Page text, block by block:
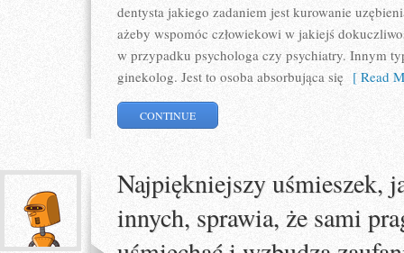
dentysta jakiego zadaniem jest kurowanie
ażeby wspomóc człowiekowi w jakiejś
w przypadku psychologa czy psychiatry. Innym
ginekolog. Jest to osoba absorbująca się [ Read
CONTINUE
Najpiękniejszy uśmieszek,
innych, sprawia, że sami